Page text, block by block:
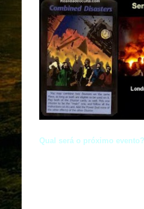
Qual será o próximo